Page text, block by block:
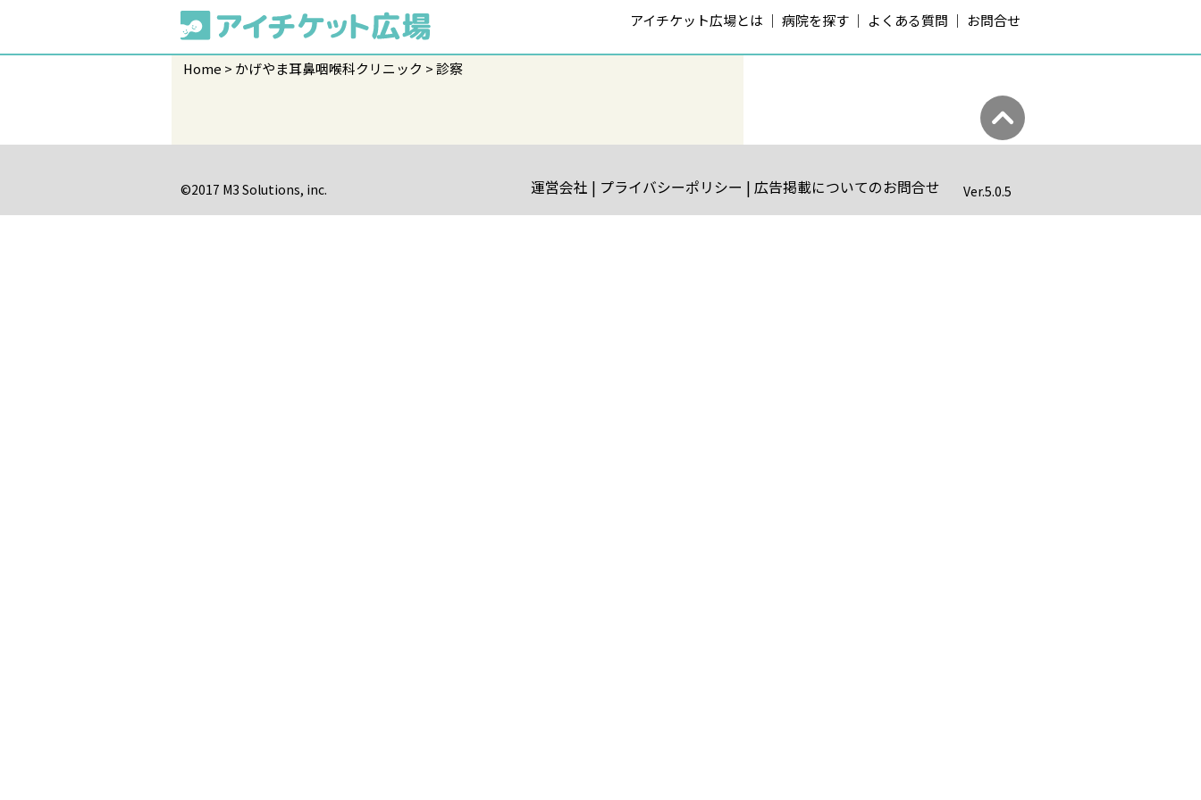
アイチケット広場とは 病院を探す よくある質問 お問合せ
Home かげやま耳鼻咽喉科クリニック 診察
運営会社 プライバシーポリシー 広告掲載についてのお問合せ
©2017 M3 Solutions, inc. Ver.5.0.5